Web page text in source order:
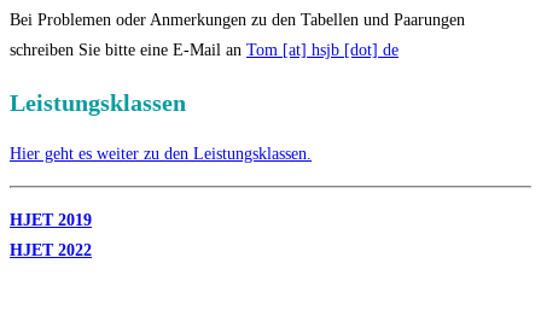
Bei Problemen oder Anmerkungen zu den Tabellen und Paarungen
schreiben Sie bitte eine E-Mail an Tom [at] hsjb [dot] de
Leistungsklassen
Hier geht es weiter zu den Leistungsklassen.
HJET 2019
HJET 2022